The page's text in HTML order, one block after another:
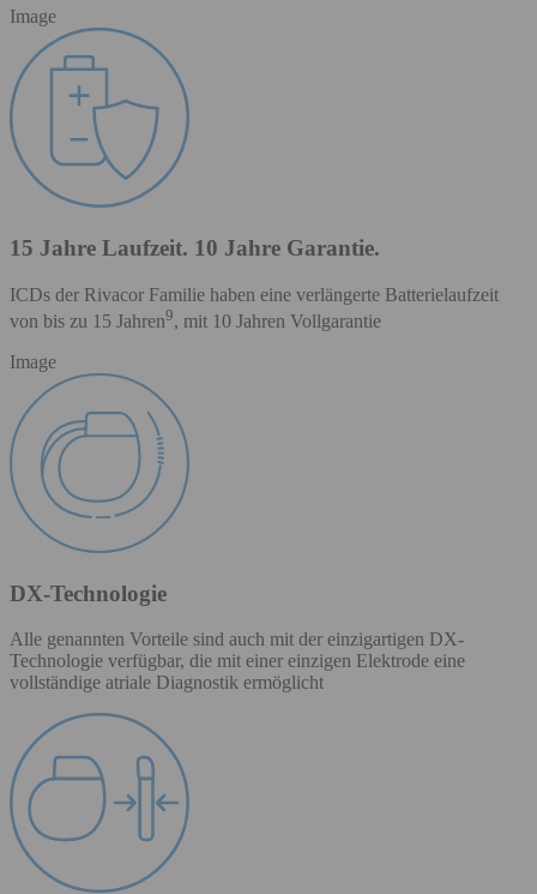
Image
15 Jahre Laufzeit. 10 Jahre Garantie.
ICDs der Rivacor Familie haben eine verlängerte Batterielaufzeit
von bis zu 15 Jahren9, mit 10 Jahren Vollgarantie
Image
DX-Technologie
Alle genannten Vorteile sind auch mit der einzigartigen DX-
Technologie verfügbar, die mit einer einzigen Elektrode eine
vollständige atriale Diagnostik ermöglicht